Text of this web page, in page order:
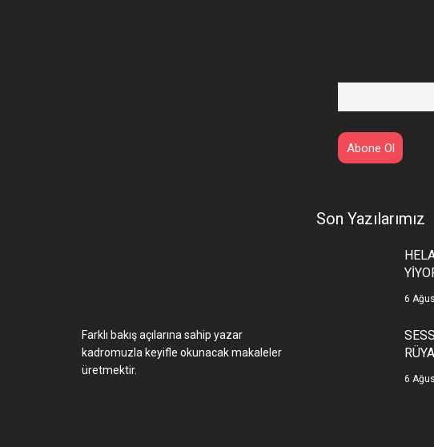
Farklı bakış açılarına sahip yazar
kadromuzla keyifle okunacak makaleler
üretmektir.
Son Yazılarımız
6
6